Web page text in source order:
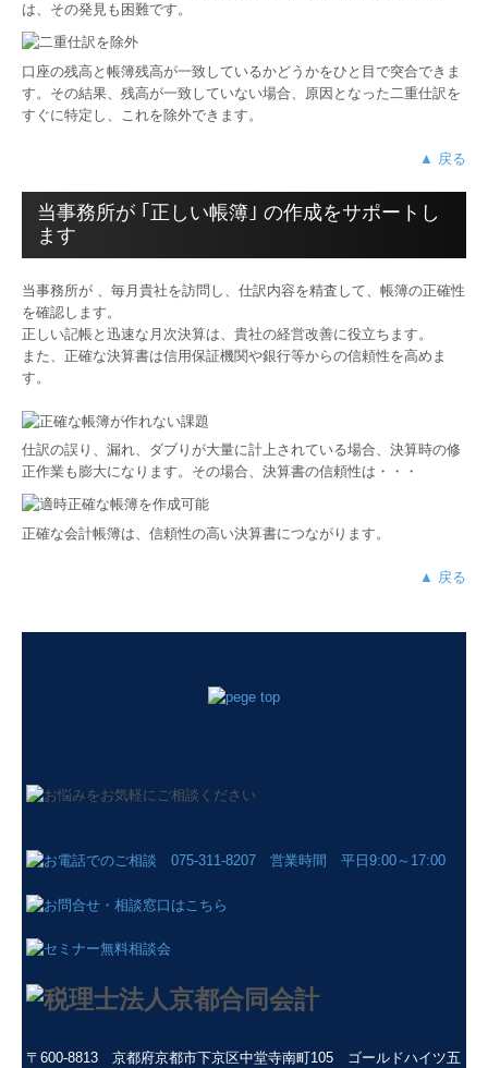
は、その発見も困難です。
口座の残高と帳簿残高が一致しているかどうかをひと目で突合できま
す。その結果、残高が一致していない場合、原因となった二重仕訳を
すぐに特定し、これを除外できます。
▲ 戻る
当事務所が ｢正しい帳簿｣ の作成をサポートし
ます
当事務所が 、毎月貴社を訪問し、仕訳内容を精査して、帳簿の正確性
を確認します。
正しい記帳と迅速な月次決算は、貴社の経営改善に役立ちます。
また、正確な決算書は信用保証機関や銀行等からの信頼性を高めま
す。
仕訳の誤り、漏れ、ダブりが大量に計上されている場合、決算時の修
正作業も膨大になります。その場合、決算書の信頼性は・・・
正確な会計帳簿は、信頼性の高い決算書につながります。
▲ 戻る
〒600-8813京都府京都市下京区中堂寺南町105 ゴールドハイツ五